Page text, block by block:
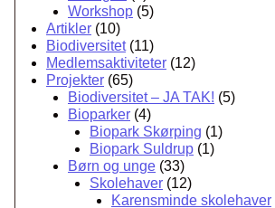
Workshop (5)
Artikler (10)
Biodiversitet(11)
Medlemsaktiviteter (12)
Projekter (65)
Biodiversitet – JA TAK! (5)
Bioparker (4)
Biopark Skørping (1)
Biopark Suldrup (1)
Børn og unge (33)
Skolehaver (12)
Karensminde skolehaver